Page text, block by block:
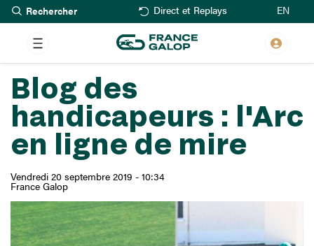
Aller
au
contenu
principal
Rechercher Direct et Replays EN
Blog des
handicapeurs : l'Arc
en ligne de mire
Vendredi 20 septembre 2019 - 10:34
France Galop